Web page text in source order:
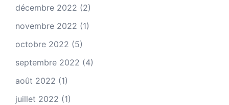
décembre 2022 (2)
novembre 2022 (1)
octobre 2022 (5)
septembre 2022 (4)
août 2022 (1)
juillet 2022 (1)